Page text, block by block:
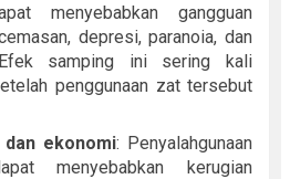
menyebabkan gangguan
depresi, paranoia, dan
samping ini sering kali
penggunaan zat tersebut
dan ekonomi: Penyalahgunaan
menyebabkan kerugian